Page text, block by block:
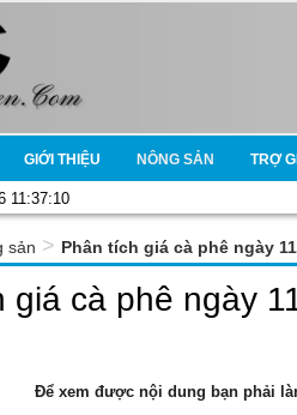
GIỚI THIỆU NÔNG SẢN TRỢ
11:37:10
sản > Phân tích giá cà phê ngày
giá cà phê ngày
Để xem được nội dung bạn phải